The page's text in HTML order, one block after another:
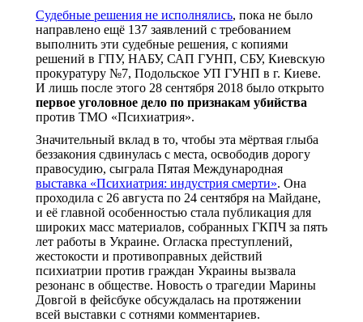
Судебные решения не исполнялись, пока не было
направлено ещё 137 заявлений с требованием
выполнить эти судебные решения, с копиями
решений в ГПУ, НАБУ, САП ГУНП, СБУ, Киевскую
прокуратуру №7, Подольское УП ГУНП в г. Киеве.
И лишь после этого 28 сентября 2018 было открыто
первое уголовное дело по признакам убийства
против ТМО «Психиатрия».
Значительный вклад в то, чтобы эта мёртвая глыба
беззакония сдвинулась с места, освободив дорогу
правосудию, сыграла Пятая Международная
выставка «Психиатрия: индустрия смерти». Она
проходила с 26 августа по 24 сентября на Майдане,
и её главной особенностью стала публикация для
широких масс материалов, собранных ГКПЧ за пять
лет работы в Украине. Огласка преступлений,
жестокости и противоправных действий
психиатрии против граждан Украины вызвала
резонанс в обществе. Новость о трагедии Марины
Довгой в фейсбуке обсуждалась на протяжении
всей выставки с сотнями комментариев.